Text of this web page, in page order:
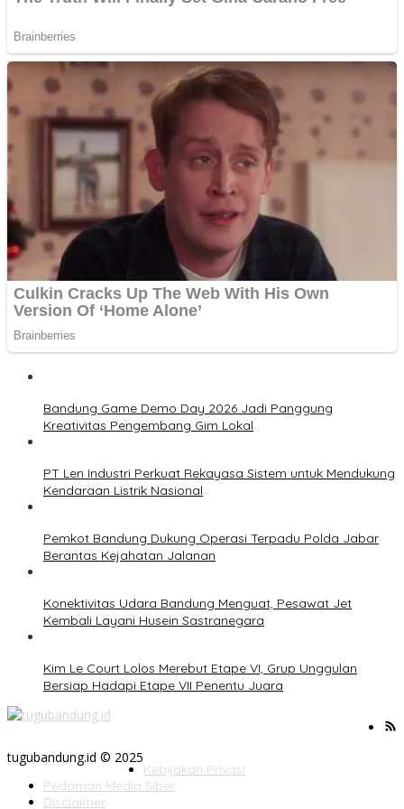
Bandung Game Demo Day 2026 Jadi Panggung
Kreativitas Pengembang Gim Lokal
PT Len Industri Perkuat Rekayasa Sistem untuk Mendukung
Kendaraan Listrik Nasional
Pemkot Bandung Dukung Operasi Terpadu Polda Jabar
Berantas Kejahatan Jalanan
Konektivitas Udara Bandung Menguat, Pesawat Jet
Kembali Layani Husein Sastranegara
Kim Le Court Lolos Merebut Etape VI, Grup Unggulan
Bersiap Hadapi Etape VII Penentu Juara
tugubandung.id © 2025
Kebijakan Privasi
Pedoman Media Siber
Disclaimer